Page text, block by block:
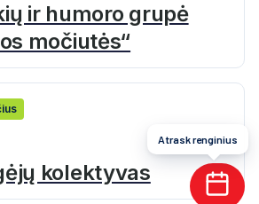
ir humoro grupė
močiutės“
kolektyvas
Atrask renginius